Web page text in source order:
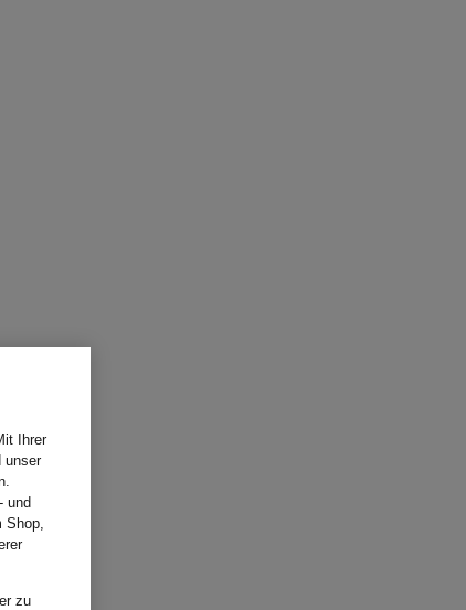
Ihrer
unser
und
Shop,
zu